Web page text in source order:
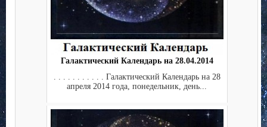
Галактический Календарь на 28.04.2014
. . . . . . . . . . . Галактический Календарь на 28
апреля 2014 года, понедельник, день...